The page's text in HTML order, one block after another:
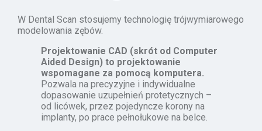
W Dental Scan stosujemy technologię trójwymiarowego
modelowania zębów.
Projektowanie CAD (skrót od Computer
Aided Design) to projektowanie
wspomagane za pomocą komputera.
Pozwala na precyzyjne i indywidualne
dopasowanie uzupełnień protetycznych –
od licówek, przez pojedyncze korony na
implanty, po prace pełnołukowe na belce.